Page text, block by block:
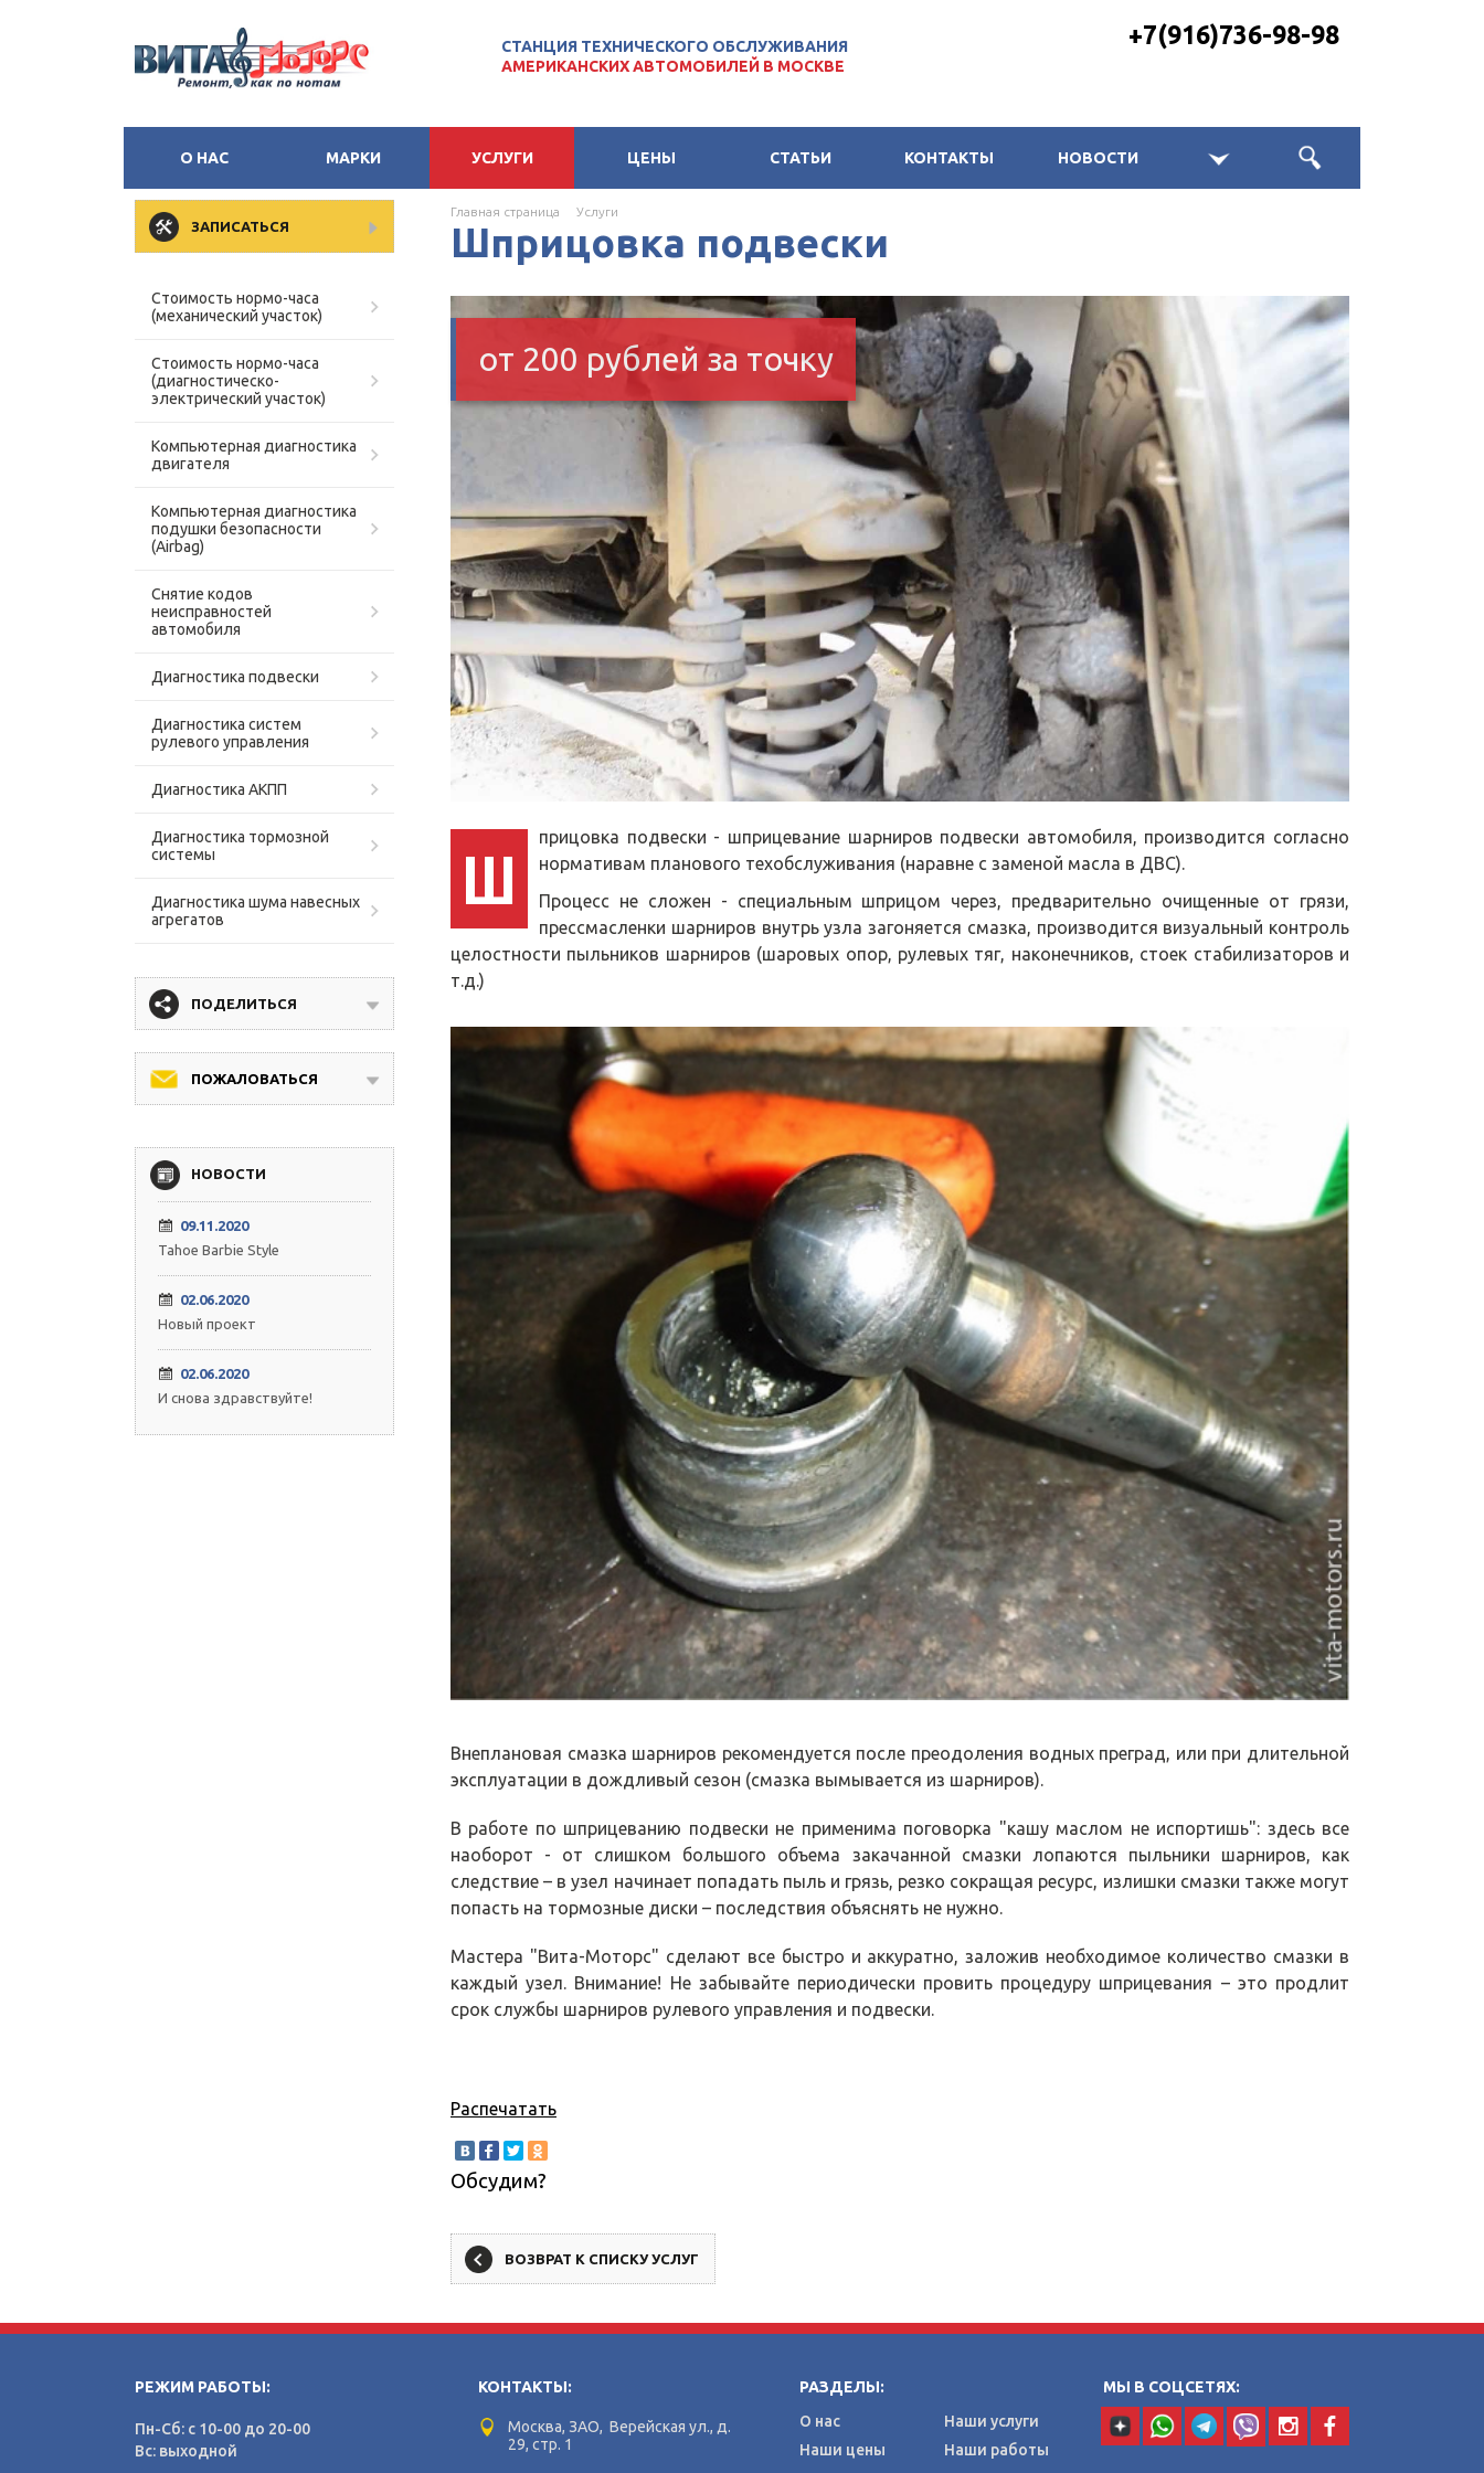
+7(916)736-98-98
СТАНЦИЯ ТЕХНИЧЕСКОГО ОБСЛУЖИВАНИЯ
АМЕРИКАНСКИХ АВТОМОБИЛЕЙ В МОСКВЕ
О НАС МАРКИ УСЛУГИ ЦЕНЫ СТАТЬИ КОНТАКТЫ НОВОСТИ
Главная страница Услуги
Шприцовка подвески
от 200 рублей за точку
Ш
прицовка подвески - шприцевание шарниров подвески автомобиля, производится согласно
нормативам планового техобслуживания (наравне с заменой масла в ДВС).
Процесс не сложен - специальным шприцом через, предварительно очищенные от грязи,
прессмасленки шарниров внутрь узла загоняется смазка, производится визуальный контроль
целостности пыльников шарниров (шаровых опор, рулевых тяг, наконечников, стоек стабилизаторов и
т.д.)
Внеплановая смазка шарниров рекомендуется после преодоления водных преград, или при длительной
эксплуатации в дождливый сезон (смазка вымывается из шарниров).
В работе по шприцеванию подвески не применима поговорка "кашу маслом не испортишь": здесь все
наоборот - от слишком большого объема закачанной смазки лопаются пыльники шарниров, как
следствие – в узел начинает попадать пыль и грязь, резко сокращая ресурс, излишки смазки также могут
попасть на тормозные диски – последствия объяснять не нужно.
Мастера "Вита-Моторс" сделают все быстро и аккуратно, заложив необходимое количество смазки в
каждый узел. Внимание! Не забывайте периодически провить процедуру шприцевания – это продлит
срок службы шарниров рулевого управления и подвески.
Распечатать
Обсудим?
ВОЗВРАТ К СПИСКУ УСЛУГ
ЗАПИСАТЬСЯ
Стоимость нормо-часа
(механический участок)
Стоимость нормо-часа
(диагностическо-
электрический участок)
Компьютерная диагностика
двигателя
Компьютерная диагностика
подушки безопасности
(Airbag)
Снятие кодов
неисправностей
автомобиля
Диагностика подвески
Диагностика систем
рулевого управления
Диагностика АКПП
Диагностика тормозной
системы
Диагностика шума навесных
агрегатов
ПОДЕЛИТЬСЯ
ПОЖАЛОВАТЬСЯ
НОВОСТИ
09.11.2020
Tahoe Barbie Style
02.06.2020
Новый проект
02.06.2020
И снова здравствуйте!
РЕЖИМ РАБОТЫ:
Пн-Сб: с 10-00 до 20-00
Вс: выходной
КОНТАКТЫ:
Москва, ЗАО, Верейская ул., д.
29, стр. 1
РАЗДЕЛЫ:
О нас
Наши услуги
Наши цены
Наши работы
МЫ В СОЦСЕТЯХ: